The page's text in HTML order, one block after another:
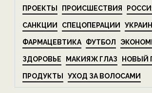
ПРОЕКТЫ ПРОИСШЕСТВИЯ
САНКЦИИ СПЕЦОПЕРАЦИИ
ФАРМАЦЕВТИКА ФУТБОЛ
ЗДОРОВЬЕ МАКИЯЖ ГЛАЗ НОВЫЙ
ПРОДУКТЫ УХОД ЗА ВОЛОСАМИ